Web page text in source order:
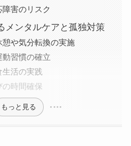
害のリスク
メンタルケアと孤独対策
憩や気分転換の実施
動習慣の確立
活の実践
の時間確保
もっと見る